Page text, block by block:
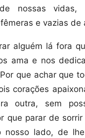
nossas
e vazias de
alguém lá fora
ama e nos
que achar que
corações
outra, sem
que parar de
nosso lado, de